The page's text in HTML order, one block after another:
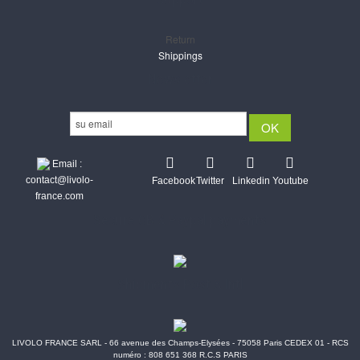
Return
Shippings
Email :
contact@livolo-
france.com
FacebookTwitter Linkedin Youtube
LIVOLO FRANCE SARL - 66 avenue des Champs-Elysées - 75058 Paris CEDEX 01 - RCS
numéro : 808 651 368 R.C.S PARIS